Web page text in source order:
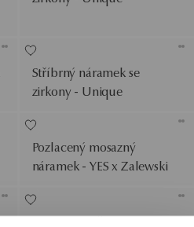
Stříbrný náramek se
zirkony - Unique
Pozlacený mosazný
náramek - YES x Zalewski